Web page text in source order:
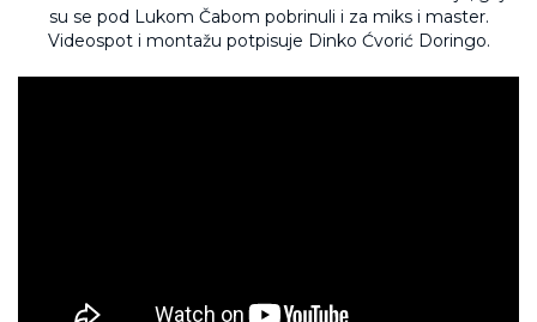
su se pod Lukom Čabom pobrinuli i za miks i master.
Videospot i montažu potpisuje Dinko Ćvorić Doringo.